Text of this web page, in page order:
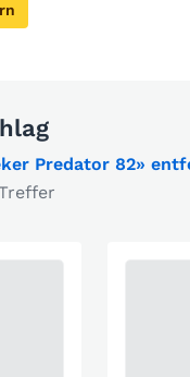
Predator 82»